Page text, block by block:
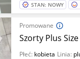
STAN: NOWY
Promowane
Szorty Plus
Płeć: kobieta Linia: